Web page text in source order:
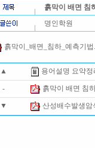
흙막이 배면 침
명인학원
흙막이_배면_침하_예측기
▲ 용어설명 요약
- 흙막이 배면 침
▼ 산성배수발생암